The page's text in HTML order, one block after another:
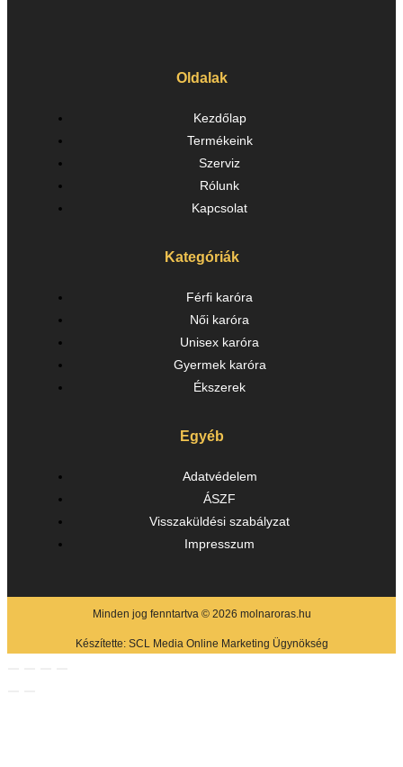
Oldalak
Kezdőlap
Termékeink
Szerviz
Rólunk
Kapcsolat
Kategóriák
Férfi karóra
Női karóra
Unisex karóra
Gyermek karóra
Ékszerek
Egyéb
Adatvédelem
ÁSZF
Visszaküldési szabályzat
Impresszum
Minden jog fenntartva © 2026 molnaroras.hu
Készítette: SCL Media Online Marketing Ügynökség